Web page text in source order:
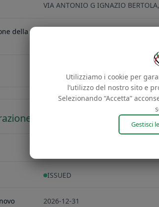
VIA ANTONIO G IGNAZIO
della
LEI
ISSUED
2026-12-31
Utilizziamo i cookie per
l’utilizzo del nostro sito e
Selezionando “Accetta”
Gestisci